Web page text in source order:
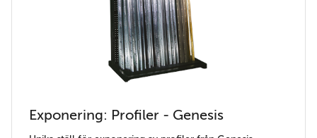
Exponering: Profiler - Genesis